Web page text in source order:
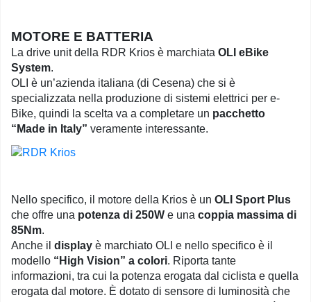
MOTORE E BATTERIA
La drive unit della RDR Krios è marchiata OLI eBike
System.
OLI è un’azienda italiana (di Cesena) che si è
specializzata nella produzione di sistemi elettrici per e-
Bike, quindi la scelta va a completare un pacchetto
“Made in Italy” veramente interessante.
Nello specifico, il motore della Krios è un OLI Sport Plus
che offre una potenza di 250W e una coppia massima di
85Nm.
Anche il display è marchiato OLI e nello specifico è il
modello “High Vision” a colori. Riporta tante
informazioni, tra cui la potenza erogata dal ciclista e quella
erogata dal motore. È dotato di sensore di luminosità che